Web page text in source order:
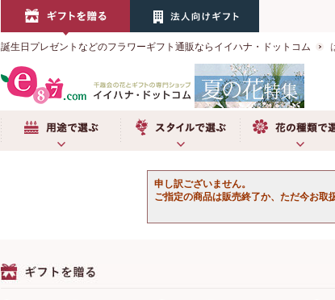
誕生日プレゼントなどのフラワーギフト通販ならイイハナ・ドットコム
申し訳ございません。
ご指定の商品は販売終了か、ただ今お取